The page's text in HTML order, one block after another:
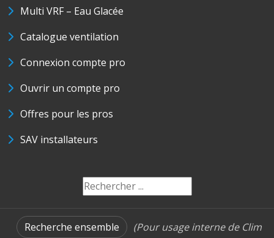
Multi VRF – Eau Glacée
Catalogue ventilation
Connexion compte pro
Ouvrir un compte pro
Offres pour les pros
SAV installateurs
Recherche ensemble (Pour usage interne de Clim